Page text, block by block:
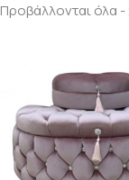
Προβάλλονται όλα
price
was:
175,00€.